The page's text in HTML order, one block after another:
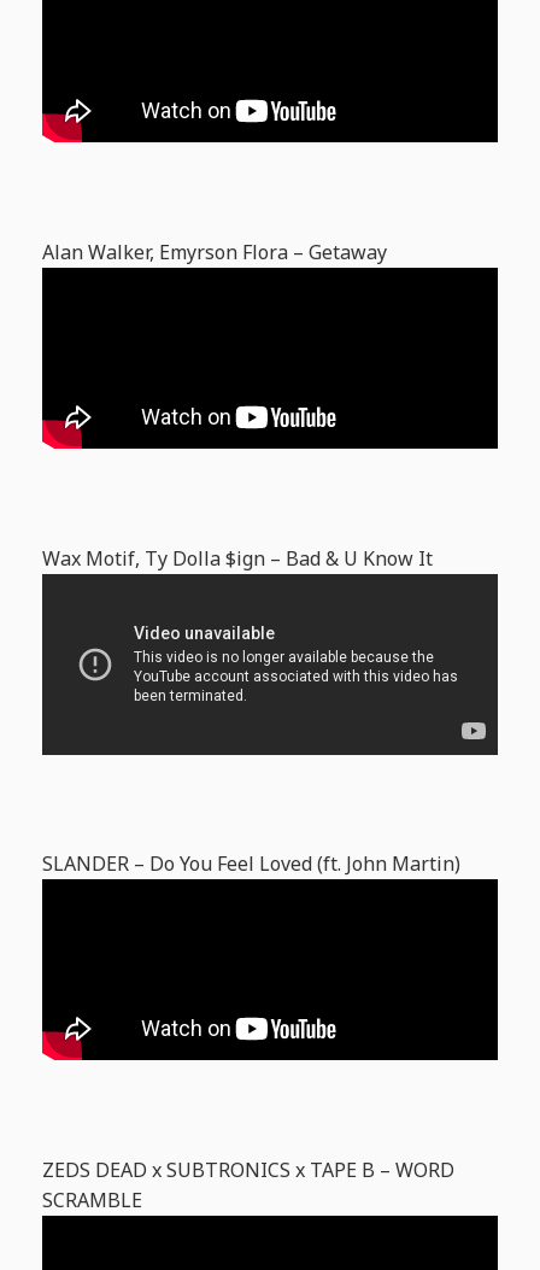
Alan Walker, Emyrson Flora – Getaway
Wax Motif, Ty Dolla $ign – Bad & U Know It
SLANDER – Do You Feel Loved (ft. John Martin)
ZEDS DEAD x SUBTRONICS x TAPE B – WORD
SCRAMBLE